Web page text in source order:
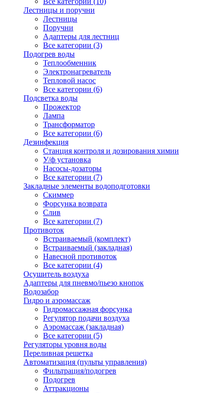
Лестницы и поручни
Лестницы
Поручни
Адаптеры для лестниц
Все категории (3)
Подогрев воды
Теплообменник
Электронагреватель
Тепловой насос
Все категории (6)
Подсветка воды
Прожектор
Лампа
Трансформатор
Все категории (6)
Дезинфекция
Станция контроля и дозирования химии
У/ф установка
Насосы-дозаторы
Все категории (7)
Закладные элементы водоподготовки
Скиммер
Форсунка возврата
Слив
Все категории (7)
Противоток
Встраиваемый (комплект)
Встраиваемый (закладная)
Навесной противоток
Все категории (4)
Осушитель воздуха
Адаптеры для пневмо/пьезо кнопок
Водозабор
Гидро и аэромассаж
Гидромассажная форсунка
Регулятор подачи воздуха
Аэромассаж (закладная)
Все категории (5)
Регуляторы уровня воды
Переливная решетка
Автоматизация (пульты управления)
Фильтрация/подогрев
Подогрев
Аттракционы